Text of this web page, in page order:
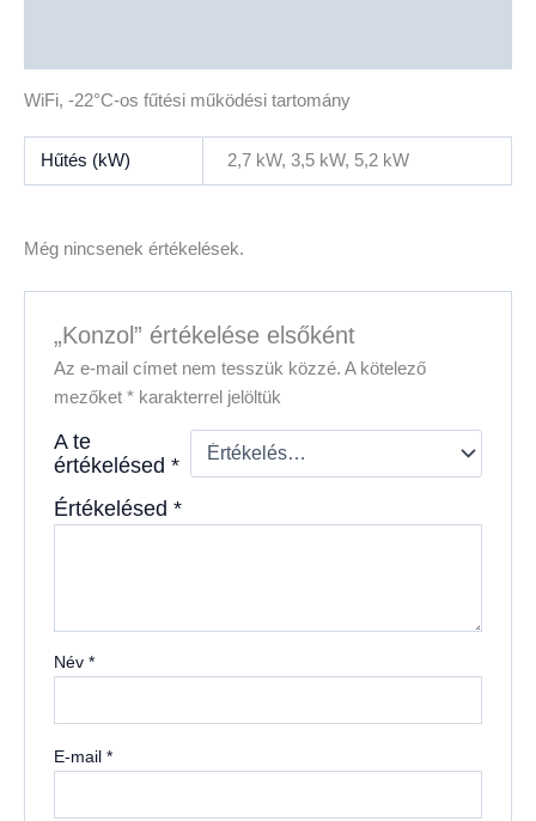
WiFi, -22°C-os fűtési működési tartomány
Hűtés (kW) 2,7 kW, 3,5 kW, 5,2 kW
Még nincsenek értékelések.
„Konzol” értékelése elsőként
Az e-mail címet nem tesszük közzé. A kötelező
mezőket* karakterrel jelöltük
A te
értékelésed*
Értékelésed*
Név*
E-mail*